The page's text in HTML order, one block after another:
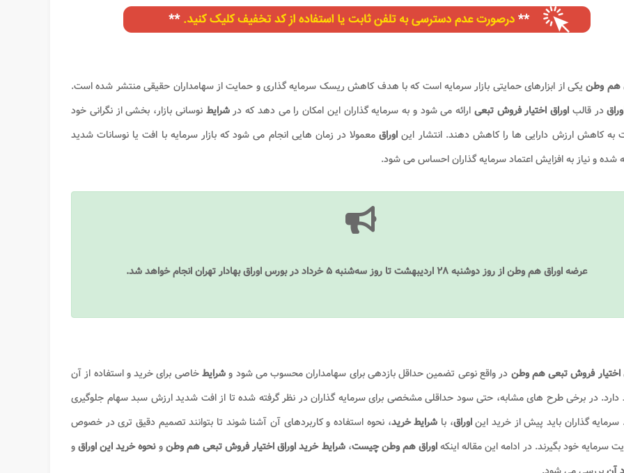
هم وطنیکی از ابزارهای حمایتی بازار سرمایه است که با هدف کاهش ریسک سرمایه گذاری و حمایت از سهامداران حقیقی منتشر شده است.
در قالب اوراق اختیار فروش تبعی ارائه می شود و به سرمایه گذاران این امکان را می دهد که درشرایط نوسانی بازار، بخشی از نگرانی خود
به کاهش ارزش دارایی ها را کاهش دهند. انتشار این اوراق معمولا در زمان هایی انجام می شود که بازار سرمایه با افت یا نوسانات شدید
شده و نیاز به افزایش اعتماد سرمایه گذاران احساس می شود.
عرضه اوراق هم وطن از روز دوشنبه ۲۸ اردیبهشت تا روز سه‌شنبه ۵ خرداد در بورس اوراق بهادار تهران انجام خواهد شد.
اختیار فروش تبعی هم وطن در واقع نوعی تضمین حداقل بازدهی برای سهامداران محسوب می شود وشرایطخاصی برای خرید و استفاده از آن
دارد. در برخی طرح های مشابه، حتی سود حداقلی مشخصی برای سرمایه گذاران در نظر گرفته شده تا از افت شدید ارزش سبد سهام جلوگیری
گذاران باید پیش از خرید ایناوراق، با شرایط خرید، نحوه استفاده و کاربردهای آن آشنا شوند تا بتوانند تصمیم دقیق تری در خصوص
سرمایه خود بگیرند. در ادامه این مقاله اینکهاوراق هم وطن چیست، شرایط خرید اوراق اختیار فروش تبعی هم وطن ونحوه خرید این اوراقو